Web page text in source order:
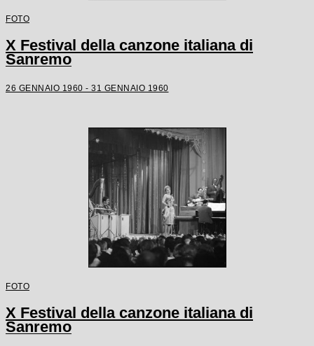
FOTO
X Festival della canzone italiana di
Sanremo
26 GENNAIO 1960 - 31 GENNAIO 1960
FOTO
X Festival della canzone italiana di
Sanremo